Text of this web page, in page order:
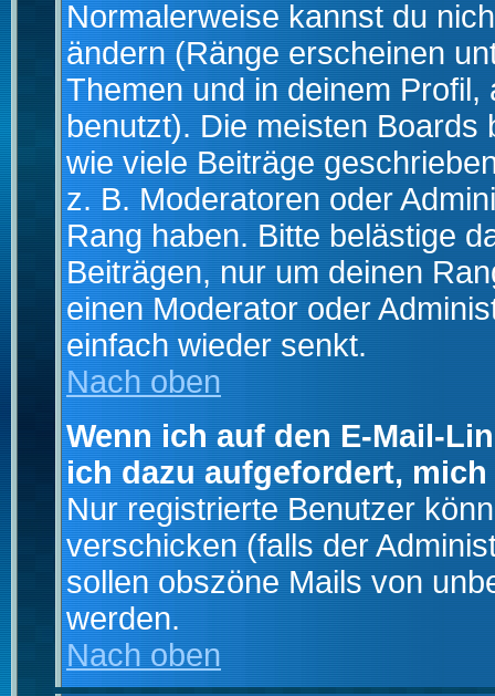
Normalerweise kannst du
ändern (Ränge erscheinen
Themen und in deinem
benutzt). Die meisten
wie viele Beiträge
z. B. Moderatoren oder
Rang haben. Bitte belästige
Beiträgen, nur um deinen
einen Moderator oder
einfach wieder senkt.
Nach oben
Wenn ich auf den E-Mail-
ich dazu aufgefordert,
Nur registrierte Benutzer
verschicken (falls der
sollen obszöne Mails von
werden.
Nach oben